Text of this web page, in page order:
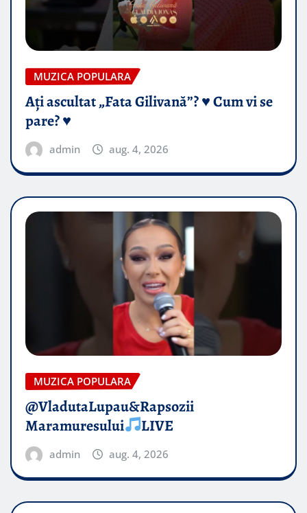
MUZICA POPULARA
Ați ascultat „Fata Gilivană”? ♥️ Cum vi se
pare? ♥️
admin aug. 4, 2026
MUZICA POPULARA
@VladutaLupau&Rapsozii
Maramuresului
LIVE
admin aug. 4, 2026